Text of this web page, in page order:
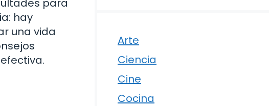
para
hay
una vida
Arte
Ciencia
Cine
Cocina